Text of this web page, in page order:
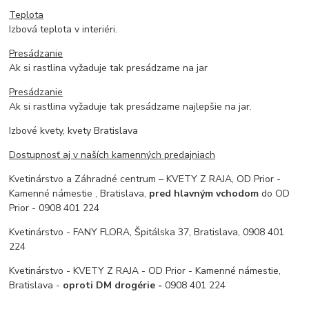
Teplota
Izbová teplota v interiéri.
Presádzanie
Ak si rastlina vyžaduje tak presádzame na jar
Presádzanie
Ak si rastlina vyžaduje tak presádzame najlepšie na jar.
Izbové kvety, kvety Bratislava
Dostupnosť aj v naších kamenných predajniach
Kvetinárstvo a Záhradné centrum – KVETY Z RAJA, OD Prior -
Kamenné námestie , Bratislava, pred hlavným vchodom do OD
Prior - 0908 401 224
Kvetinárstvo - FANY FLORA, Špitálska 37, Bratislava, 0908 401
224
Kvetinárstvo - KVETY Z RAJA - OD Prior - Kamenné námestie,
Bratislava - oproti DM drogérie -0908 401 224